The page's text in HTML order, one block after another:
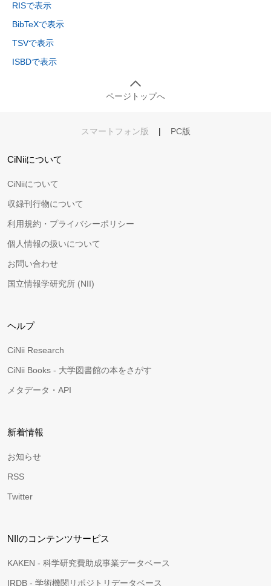
RISで表示
BibTeXで表示
TSVで表示
ISBDで表示
ページトップへ
スマートフォン版 | PC版
CiNiiについて
CiNiiについて
収録刊行物について
利用規約・プライバシーポリシー
個人情報の扱いについて
お問い合わせ
国立情報学研究所 (NII)
ヘルプ
CiNii Research
CiNii Books - 大学図書館の本をさがす
メタデータ・API
新着情報
お知らせ
RSS
Twitter
NIIのコンテンツサービス
KAKEN - 科学研究費助成事業データベース
IRDB - 学術機関リポジトリデータベース